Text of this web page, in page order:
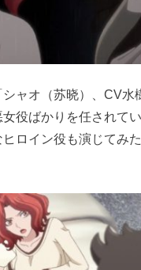
シャオ（苏晓）、CV水
役ばかりを任されてい
ロイン役も演じてみ